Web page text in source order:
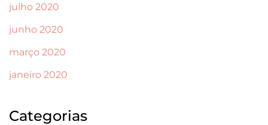
julho 2020
junho 2020
março 2020
janeiro 2020
Categorias